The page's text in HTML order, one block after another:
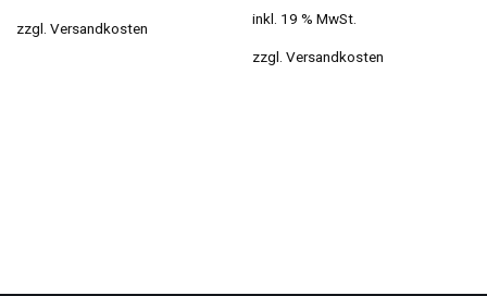
zzgl. Versandkosten
inkl. 19 % MwSt.
zzgl.Versandkosten